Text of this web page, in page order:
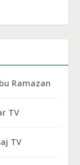
Ramazan
TV
TV